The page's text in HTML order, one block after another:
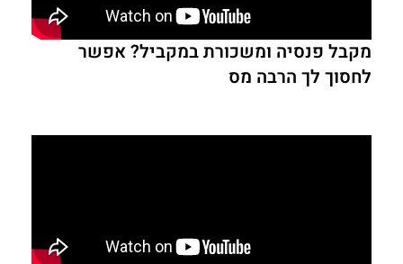
מקבל פנסיה ומשכורת במקביל? אפשר
לחסוך לך הרבה מס